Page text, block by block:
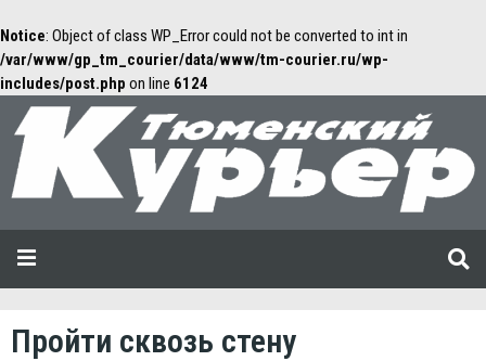
Notice: Object of class WP_Error could not be converted to int in
/var/www/gp_tm_courier/data/www/tm-courier.ru/wp-
includes/post.php on line 6124
Пройти сквозь стену